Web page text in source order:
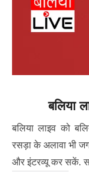
बलिया
बलिया लाइव को
रसड़ा के अलावा भी
और इंटरव्यू कर सकें.